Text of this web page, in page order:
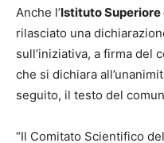
Anche l’Istituto Superiore
rilasciato una
sull’iniziativa, a firma del
che si dichiara
seguito, il testo del
“Il Comitato Scientifico